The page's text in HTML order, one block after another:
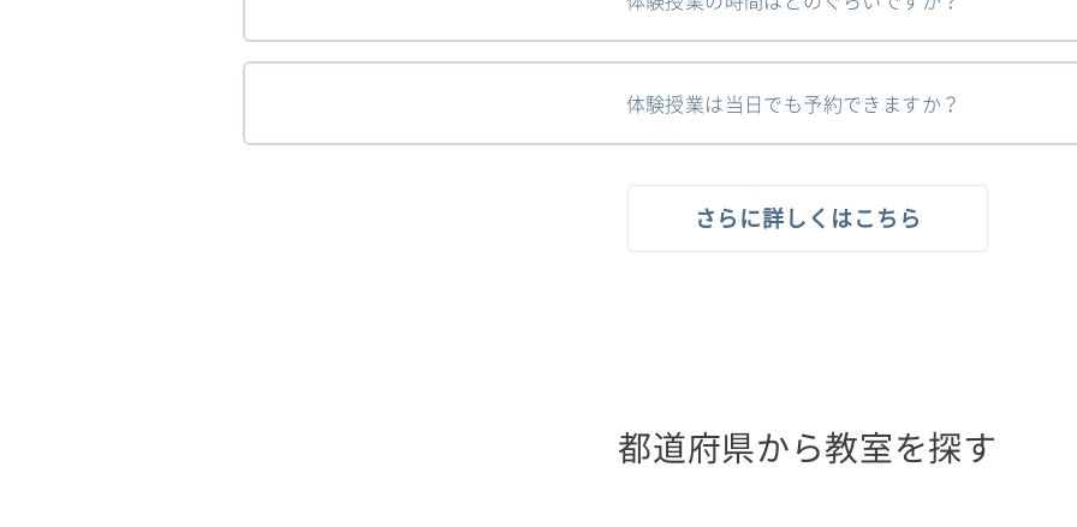
体験授業は当日でも予約できますか？
さらに詳しくはこちら
都道府県から教室を探す